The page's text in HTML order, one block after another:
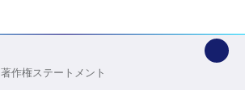
著作権ステートメント